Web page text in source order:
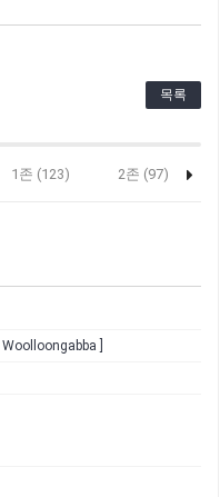
목록
1존 (123) 2존 (97)
]